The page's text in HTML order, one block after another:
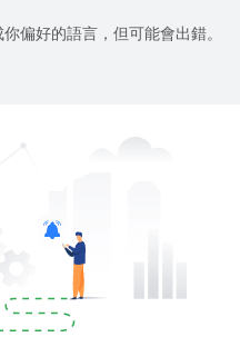
偏好的語言，但可能會出錯。